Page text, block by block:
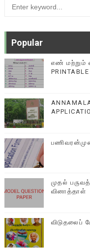
Popular
எண் மற்றும்
முதல் பருவத்
வினாத்தாள்
விடுதலைப்